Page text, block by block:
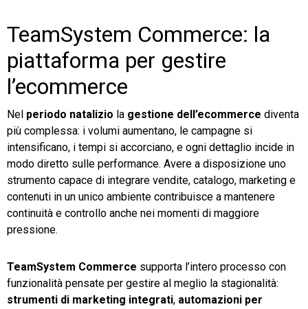
TeamSystem Commerce: la
piattaforma per gestire
l’ecommerce
Nel periodo natalizio la gestione dell’ecommerce diventa
più complessa: i volumi aumentano, le campagne si
intensificano, i tempi si accorciano, e ogni dettaglio incide in
modo diretto sulle performance. Avere a disposizione uno
strumento capace di integrare vendite, catalogo, marketing e
contenuti in un unico ambiente contribuisce a mantenere
continuità e controllo anche nei momenti di maggiore
pressione.
TeamSystem Commerce supporta l’intero processo con
funzionalità pensate per gestire al meglio la stagionalità:
strumenti di marketing integrati, automazioni per